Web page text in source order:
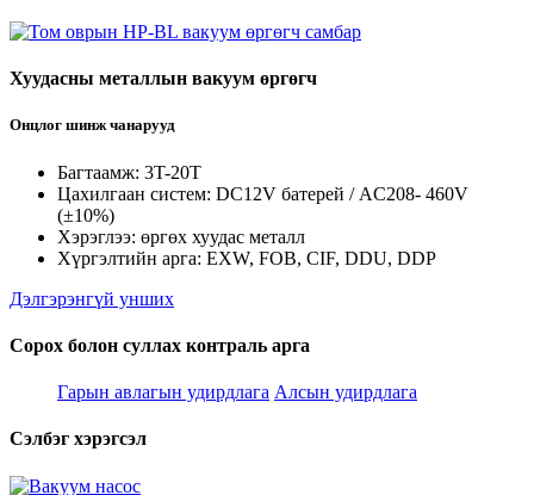
Хуудасны металлын вакуум өргөгч
Онцлог шинж чанарууд
Багтаамж: 3T-20T
Цахилгаан систем: DC12V батерей / AC208- 460V
(±10%)
Хэрэглээ: өргөх хуудас металл
Хүргэлтийн арга: EXW, FOB, CIF, DDU, DDP
Дэлгэрэнгүй унших
Сорох болон суллах контраль арга
Гарын авлагын удирдлага Алсын удирдлага
Сэлбэг хэрэгсэл